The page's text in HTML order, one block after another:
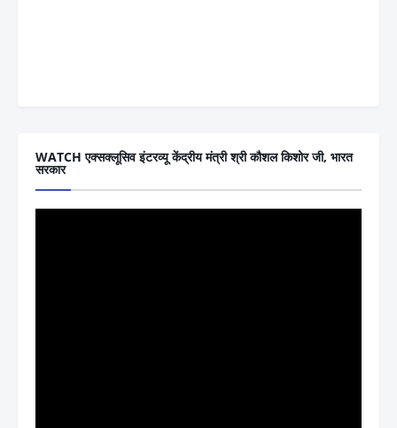
WATCH एक्सक्लूसिव इंटरव्यू केंद्रीय मंत्री श्री कौशल किशोर जी, भारत
सरकार